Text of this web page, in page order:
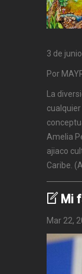
3 de
Por
La
Amelia
ajiaco
Caribe.
Mi
Mar 22,